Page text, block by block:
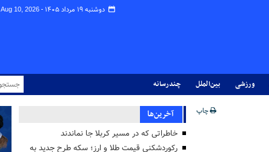
دوشنبه ۱۹ مرداد ۱۴۰۵ - Aug 10, 2026
ورزشی بین‌الملل چندرسانه
چاپ آخرین‌ها
خاطراتی که در مسیر کربلا جا نماندند
رکوردشکنی قیمت طلا و ارز؛ سکه طرح جدید به